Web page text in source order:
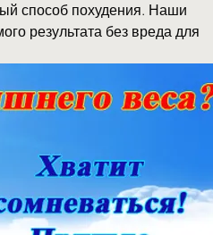
способ похудения. Наши
результата без вреда для